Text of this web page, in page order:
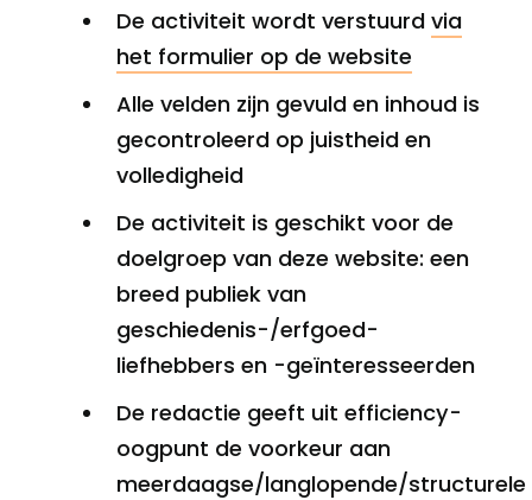
De activiteit wordt verstuurd via
het formulier op de website
Alle velden zijn gevuld en inhoud is
gecontroleerd op juistheid en
volledigheid
De activiteit is geschikt voor de
doelgroep van deze website: een
breed publiek van
geschiedenis-/erfgoed-
liefhebbers en -geïnteresseerden
De redactie geeft uit efficiency-
oogpunt de voorkeur aan
meerdaagse/langlopende/structurele